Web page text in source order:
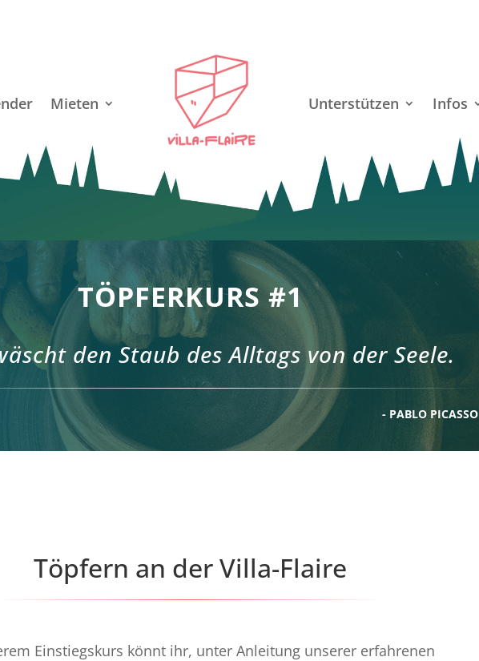
Mieten Unterstützen Infos
TÖPFERKURS #1
den Staub des Alltags von der Seele.
- PABLO PICASSO
Töpfern an der Villa-Flaire
Einstiegskurs könnt ihr, unter Anleitung unserer erfahrenen